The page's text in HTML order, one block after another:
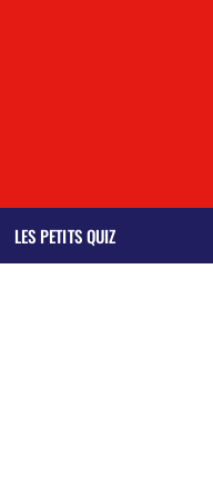
LES PETITS QUIZ